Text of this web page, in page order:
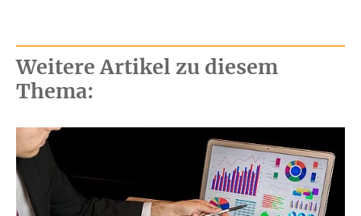
Weitere Artikel zu diesem
Thema: